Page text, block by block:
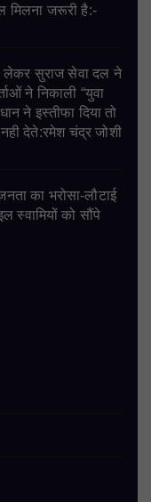
मिलना जरूरी है:-
लेकर सुराज सेवा दल ने
ने निकाली “युवा
ने इस्तीफा दिया तो
देते:रमेश चंद्र जोशी
का भरोसा-लौटाई
स्वामियों को सौंपे